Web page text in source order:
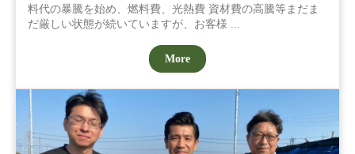
料代の暴騰を始め、燃料費、光熱費 資材費の高騰等まだま
だ厳しい状態が続いていますが、お客様 ...
More